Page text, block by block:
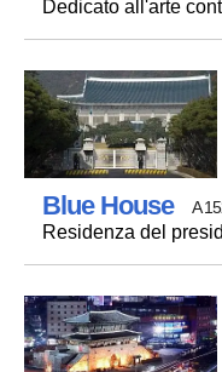
Dedicato all'arte
Blue House A
Residenza del